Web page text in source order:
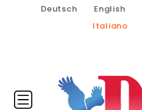
Deutsch English
Italiano